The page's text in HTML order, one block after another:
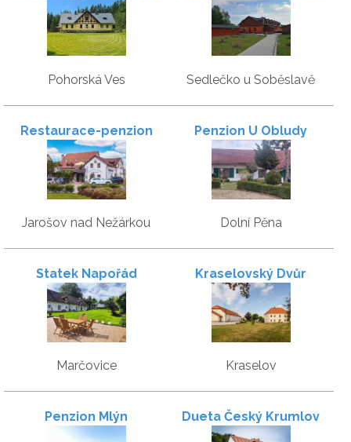
Pohorská Ves Sedlečko u Soběslavě
Restaurace-penzion
Samorost
Jarošov nad Nežárkou
Penzion U Obludy
Dolní Pěna
Statek Napořád
Marčovice
Kraselovský Dvůr
Kraselov
Penzion Mlýn Dueta Český Krumlov